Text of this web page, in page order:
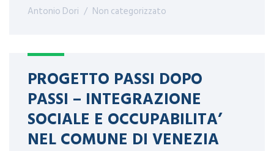
Antonio Dori Non categorizzato
PROGETTO PASSI DOPO
PASSI – INTEGRAZIONE
SOCIALE E OCCUPABILITA’
NEL COMUNE DI VENEZIA